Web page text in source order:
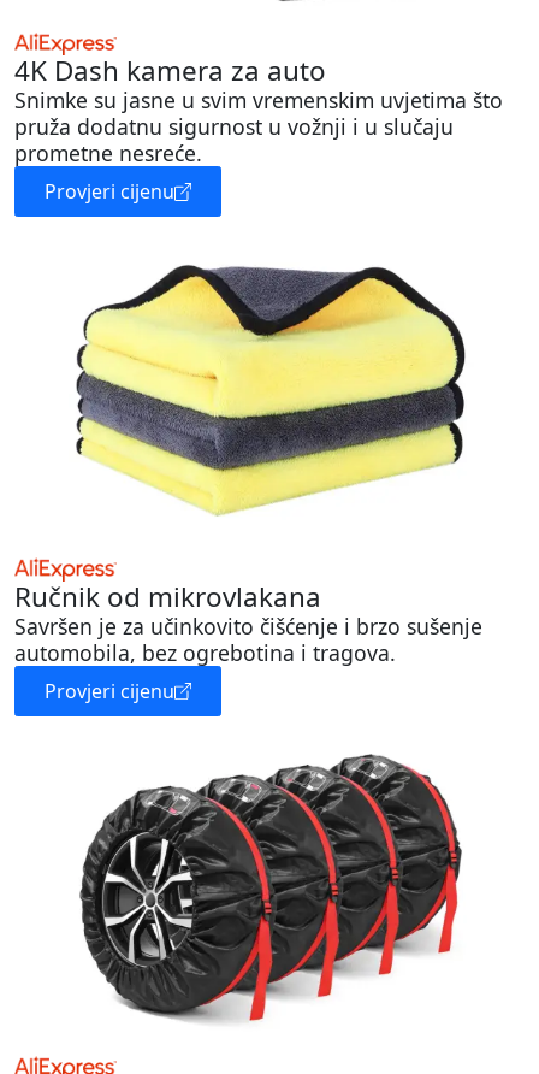
4K Dash kamera za auto
Snimke su jasne u svim vremenskim uvjetima što
pruža dodatnu sigurnost u vožnji i u slučaju
prometne nesreće.
Provjeri cijenu
Ručnik od mikrovlakana
Savršen je za učinkovito čišćenje i brzo sušenje
automobila, bez ogrebotina i tragova.
Provjeri cijenu